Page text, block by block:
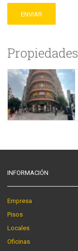
ENVIAR
INFORMACIÓN
Empresa
Pisos
Locales
Oficinas